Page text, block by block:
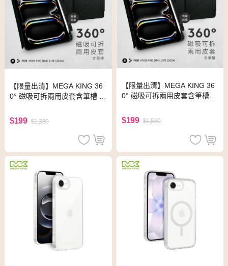
【限量出清】MEGA KING 36
0° 磁吸可拆兩用皮套含筆槽 iP
$199 $1,380
【限量出清】MEGA KING 36
0° 磁吸可拆兩用皮套含筆槽 iP
$199 $1,580